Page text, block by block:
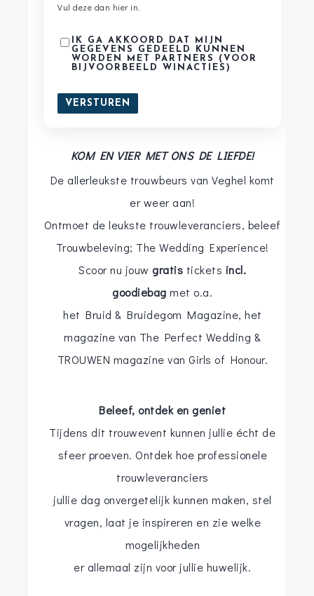
LOCATIES
MAGAZINES
MEUBILAIR
PHOTOBOOTH
SCHOENEN
TROUWEN BUITENLAND
TROUWKAARTEN
TROUWRINGEN EN SIERADEN
TROUWVERVOER
VIDEOGRAAF
WEBSITE
WEDDINGPLANNER
Vul deze dan hier in.
PARTNERS *
IK GA AKKOORD DAT MIJN
GEGEVENS GEDEELD KUNNEN
WORDEN MET PARTNERS (VOOR
BIJVOORBEELD WINACTIES)
KOM EN VIER MET ONS DE LIEFDE!
De allerleukste trouwbeurs van Veghel komt
er weer aan!
Ontmoet de leukste trouwleveranciers, beleef
Trouwbeleving; The Wedding Experience!
Scoor nu jouwgratis tickets incl.
goodiebagmet o.a.
het Bruid & Bruidegom Magazine, het
magazine van The Perfect Wedding &
TROUWEN magazine van Girls of Honour.
Beleef, ontdek en geniet
Tijdens dit trouwevent kunnen jullie écht de
sfeer proeven. Ontdek hoe professionele
trouwleveranciers
jullie dag onvergetelijk kunnen maken, stel
vragen, laat je inspireren en zie welke
mogelijkheden
er allemaal zijn voor jullie huwelijk.